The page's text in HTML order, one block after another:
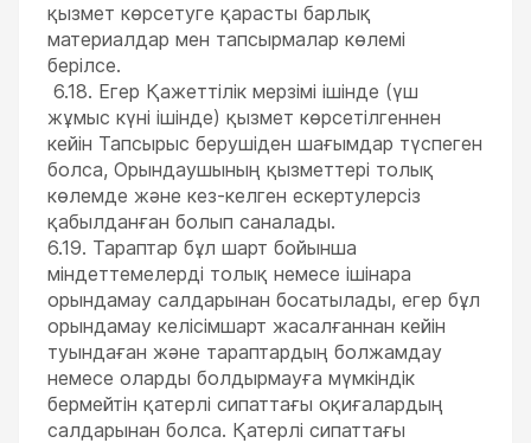
қызмет көрсетуге қарасты барлық
материалдар мен тапсырмалар көлемі
берілсе.
6.18. Егер Қажеттілік мерзімі ішінде (үш
жұмыс күні ішінде) қызмет көрсетілгеннен
кейін Тапсырыс берушіден шағымдар түспеген
болса, Орындаушының қызметтері толық
көлемде және кез-келген ескертулерсіз
қабылданған болып саналады.
6.19. Тараптар бұл шарт бойынша
міндеттемелерді толық немесе ішінара
орындамау салдарынан босатылады, егер бұл
орындамау келісімшарт жасалғаннан кейін
туындаған және тараптардың болжамдау
немесе оларды болдырмауға мүмкіндік
бермейтін қатерлі сипаттағы оқиғалардың
салдарынан болса. Қатерлі сипаттағы